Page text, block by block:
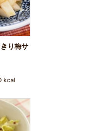
り梅サ
kcal